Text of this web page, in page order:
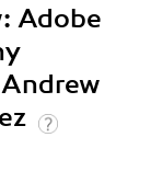
Adobe